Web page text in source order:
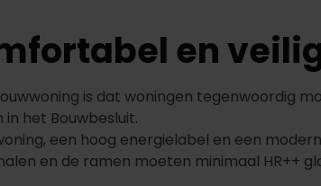
en
is dat woningen tegenwoordig
het Bouwbesluit.
een hoog energielabel en een
en de ramen moeten minimaal HR++